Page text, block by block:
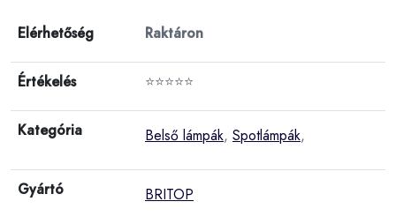
Elérhetőség Raktáron
Értékelés ⭐⭐⭐⭐⭐
Kategória Belső lámpák, Spotlámpák,
Gyártó BRITOP